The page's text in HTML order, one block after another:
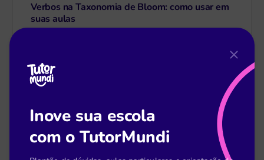
Verbos na Taxonomia de Bloom: como usar em
suas aulas
Inove sua escola
com o TutorMundi